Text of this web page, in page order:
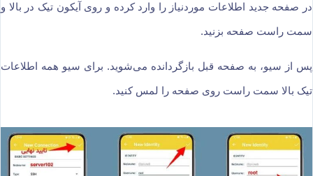
در صفحه جدید اطلاعات موردنیاز را وارد کرده و روی آیکون تیک در بالا و
سمت راست صفحه بزنید.
پس از سیو، به صفحه قبل بازگردانده می‌شوید. برای سیو همه اطلاعات
تیک بالا سمت راست روی صفحه را لمس کنید.